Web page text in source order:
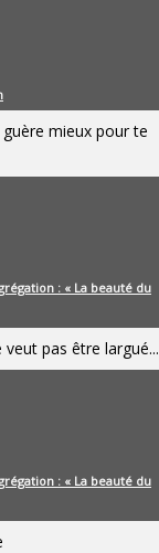
mieux pour te
: « La beauté du
pas être largué...
: « La beauté du